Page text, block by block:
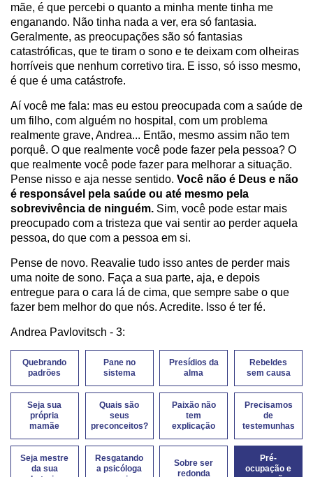
mãe, é que percebi o quanto a minha mente tinha me
enganando. Não tinha nada a ver, era só fantasia.
Geralmente, as preocupações são só fantasias
catastróficas, que te tiram o sono e te deixam com olheiras
horríveis que nenhum corretivo tira. E isso, só isso mesmo,
é que é uma catástrofe.
Aí você me fala: mas eu estou preocupada com a saúde de
um filho, com alguém no hospital, com um problema
realmente grave, Andrea... Então, mesmo assim não tem
porquê. O que realmente você pode fazer pela pessoa? O
que realmente você pode fazer para melhorar a situação.
Pense nisso e aja nesse sentido. Você não é Deus e não
é responsável pela saúde ou até mesmo pela
sobrevivência de ninguém. Sim, você pode estar mais
preocupado com a tristeza que vai sentir ao perder aquela
pessoa, do que com a pessoa em si.
Pense de novo. Reavalie tudo isso antes de perder mais
uma noite de sono. Faça a sua parte, aja, e depois
entregue para o cara lá de cima, que sempre sabe o que
fazer bem melhor do que nós. Acredite. Isso é ter fé.
Andrea Pavlovitsch - 3:
Quebrando
padrões
Pane no
sistema
Presídios da
alma
Rebeldes
sem causa
Seja sua
própria
mamãe
Quais são
seus
preconceitos?
Paixão não
tem
explicação
Precisamos
de
testemunhas
Seja mestre
da sua
Resgatando
a psicóloga
Sobre ser
redonda
Pré-
ocupação e